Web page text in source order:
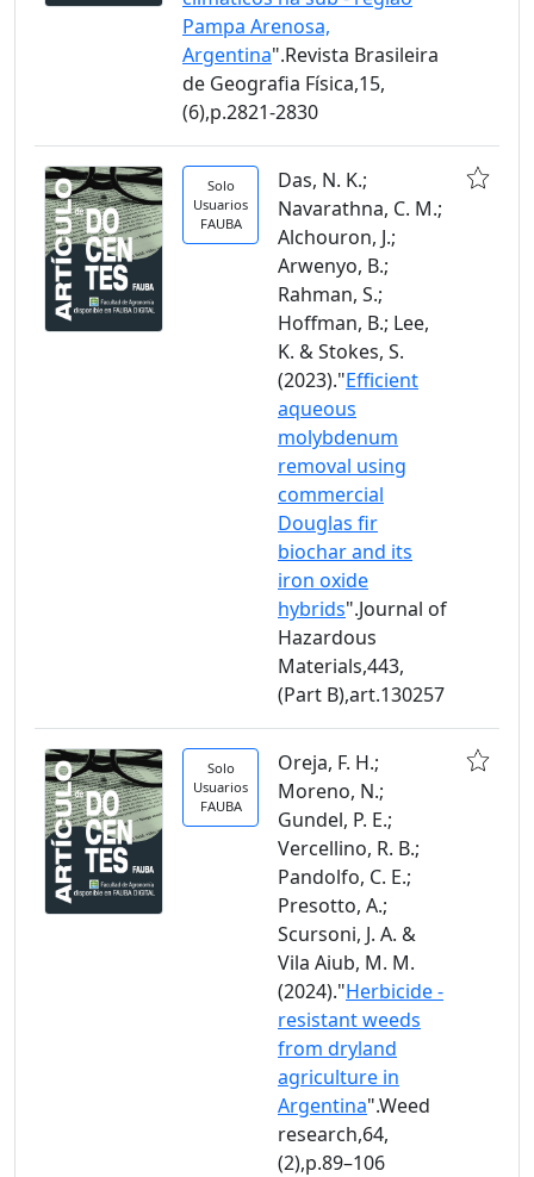
Pampa Arenosa,
Argentina".Revista Brasileira
de Geografia Física,15,
(6),p.2821-2830
Solo
Usuarios
FAUBA
Das, N. K.;
Navarathna, C. M.;
Alchouron, J.;
Arwenyo, B.;
Rahman, S.;
Hoffman, B.; Lee,
K. & Stokes, S.
(2023)."Efficient
aqueous
molybdenum
removal using
commercial
Douglas fir
biochar and its
iron oxide
hybrids".Journal of
Hazardous
Materials,443,
(Part B),art.130257
Solo
Usuarios
FAUBA
Oreja, F. H.;
Moreno, N.;
Gundel, P. E.;
Vercellino, R. B.;
Pandolfo, C. E.;
Presotto, A.;
Scursoni, J. A. &
Vila Aiub, M. M.
(2024)."Herbicide -
resistant weeds
from dryland
agriculture in
Argentina".Weed
research,64,
(2),p.89–106